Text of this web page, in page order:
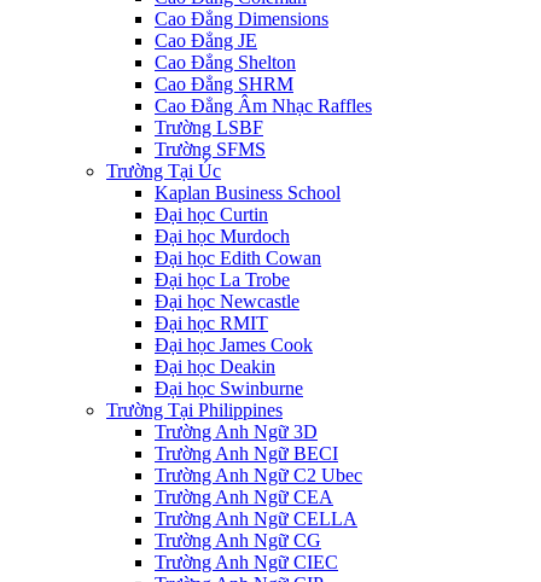
Cao Đẳng Dimensions
Cao Đẳng JE
Cao Đẳng Shelton
Cao Đẳng SHRM
Cao Đẳng Âm Nhạc Raffles
Trường LSBF
Trường SFMS
Trường Tại Úc
Kaplan Business School
Đại học Curtin
Đại học Murdoch
Đại học Edith Cowan
Đại học La Trobe
Đại học Newcastle
Đại học RMIT
Đại học James Cook
Đại học Deakin
Đại học Swinburne
Trường Tại Philippines
Trường Anh Ngữ 3D
Trường Anh Ngữ BECI
Trường Anh Ngữ C2 Ubec
Trường Anh Ngữ CEA
Trường Anh Ngữ CELLA
Trường Anh Ngữ CG
Trường Anh Ngữ CIEC